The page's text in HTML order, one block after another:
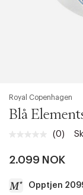
Royal Copenhagen
Blå
Ingen
Samme
(0)
2.099 NOK
Opptjen